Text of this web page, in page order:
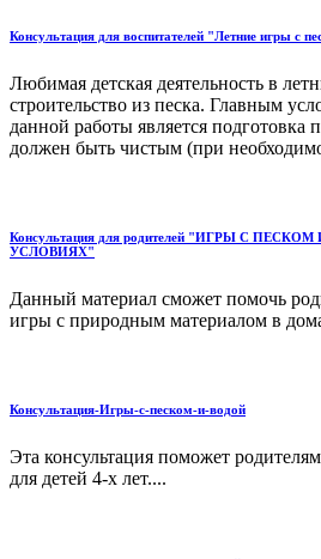
Консультация для воспитателей "Летние игры с
Любимая детская деятельность в
строительство из песка. Главным
данной работы является подготовка
должен быть чистым (при
Консультация для родителей "ИГРЫ С
УСЛОВИЯХ"
Данный материал сможет помочь
игры с природным материалом в
Консультация-Игры-с-песком-и-водой
Эта консультация поможет
для детей 4-х лет....